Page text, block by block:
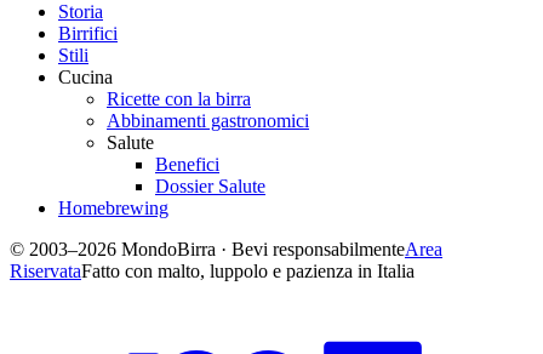
Storia
Birrifici
Stili
Cucina
Ricette con la birra
Abbinamenti gastronomici
Salute
Benefici
Dossier Salute
Homebrewing
© 2003–2026 MondoBirra · Bevi responsabilmenteArea
RiservataFatto con malto, luppolo e pazienza in Italia